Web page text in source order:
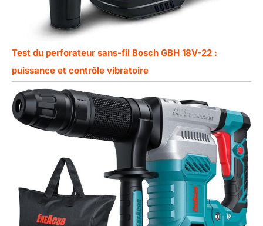
Test du perforateur sans-fil Bosch GBH 18V-22 :
puissance et contrôle vibratoire